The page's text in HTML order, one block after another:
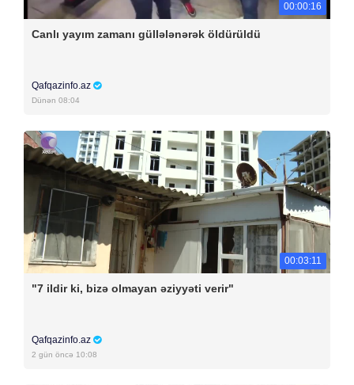
00:00:16
Canlı yayım zamanı güllələnərək öldürüldü
Qafqazinfo.az
Dünən 08:04
00:03:11
"7 ildir ki, bizə olmayan əziyyəti verir"
Qafqazinfo.az
2 gün öncə 10:08